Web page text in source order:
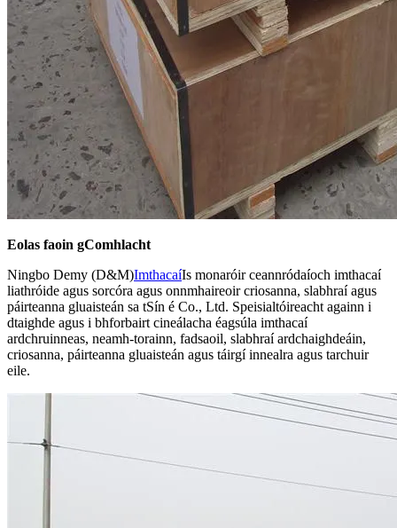
Eolas faoin gComhlacht
Ningbo Demy (D&M)ImthacaíIs monaróir ceannródaíoch imthacaí
liathróide agus sorcóra agus onnmhaireoir criosanna, slabhraí agus
páirteanna gluaisteán sa tSín é Co., Ltd. Speisialtóireacht againn i
dtaighde agus i bhforbairt cineálacha éagsúla imthacaí
ardchruinneas, neamh-torainn, fadsaoil, slabhraí ardchaighdeáin,
criosanna, páirteanna gluaisteán agus táirgí innealra agus tarchuir
eile.